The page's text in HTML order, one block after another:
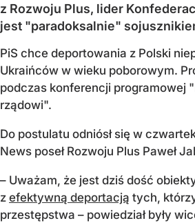
z Rozwoju Plus, lider
jest "paradoksalnie"
PiS chce deportowania z Polski
Ukraińców w wieku poborowym.
podczas konferencji programowej
rządowi".
Do postulatu odniósł się w
News poseł Rozwoju Plus Paweł
– Uważam, że jest dziś dość
z efektywną deportacją tych,
przestępstwa – powiedział były